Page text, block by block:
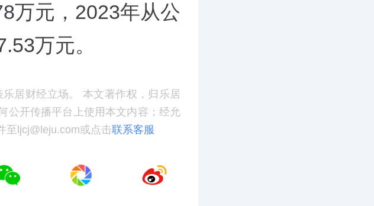
万元，2023年从公
万元。
居财经立场。 本文著作权，归乐居
公开传播平台上使用本文内容；经允
至ljcj@leju.com或点击联系客服